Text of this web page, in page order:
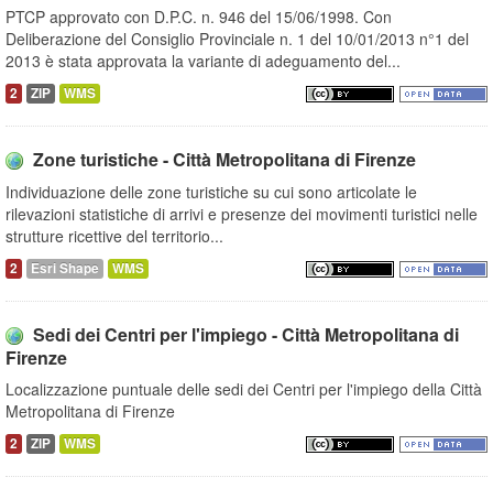
PTCP approvato con D.P.C. n. 946 del 15/06/1998. Con
Deliberazione del Consiglio Provinciale n. 1 del 10/01/2013 n°1 del
2013 è stata approvata la variante di adeguamento del...
2 ZIP WMS
Zone turistiche - Città Metropolitana di Firenze
Individuazione delle zone turistiche su cui sono articolate le
rilevazioni statistiche di arrivi e presenze dei movimenti turistici nelle
strutture ricettive del territorio...
2 Esri Shape WMS
Sedi dei Centri per l'impiego - Città Metropolitana di
Firenze
Localizzazione puntuale delle sedi dei Centri per l'impiego della Città
Metropolitana di Firenze
2 ZIP WMS